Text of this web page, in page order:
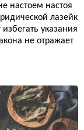
настоем настоя
лазейк
указания
не отражает